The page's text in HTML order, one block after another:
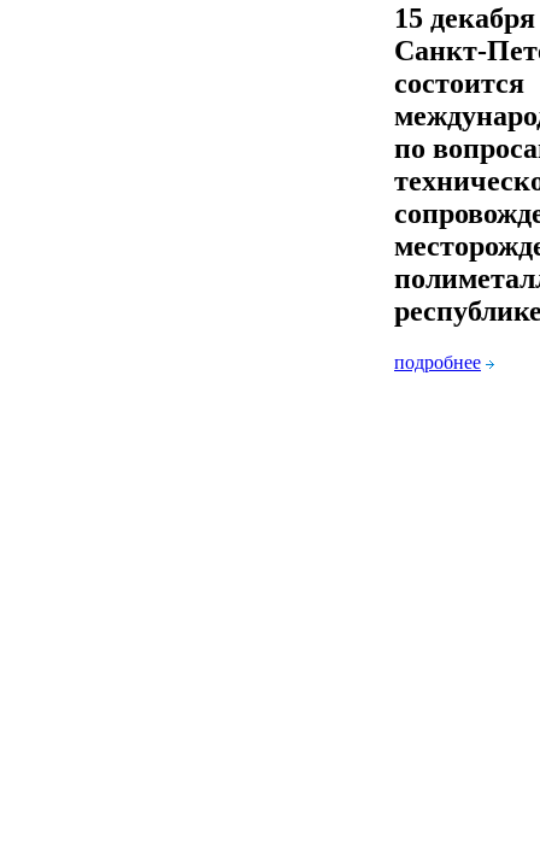
15
Санкт-
состоится
по
подробнее